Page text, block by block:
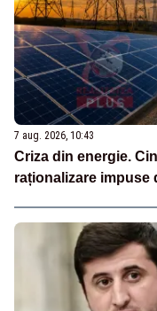
7 aug. 2026, 10:43
Criza din energie.
raționalizare impuse